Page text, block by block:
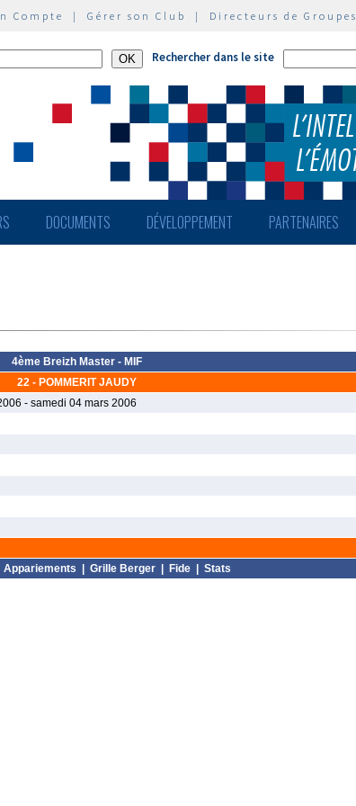
Compte | Gérer son Club | Directeurs de Groupes
Rechercher dans le site
DOCUMENTS DÉVELOPPEMENT PARTENAIRES
4ème Breizh Master - MIF
22 - POMMERIT JAUDY
- samedi 04 mars 2006
Appariements Grille Berger| Fide| Stats